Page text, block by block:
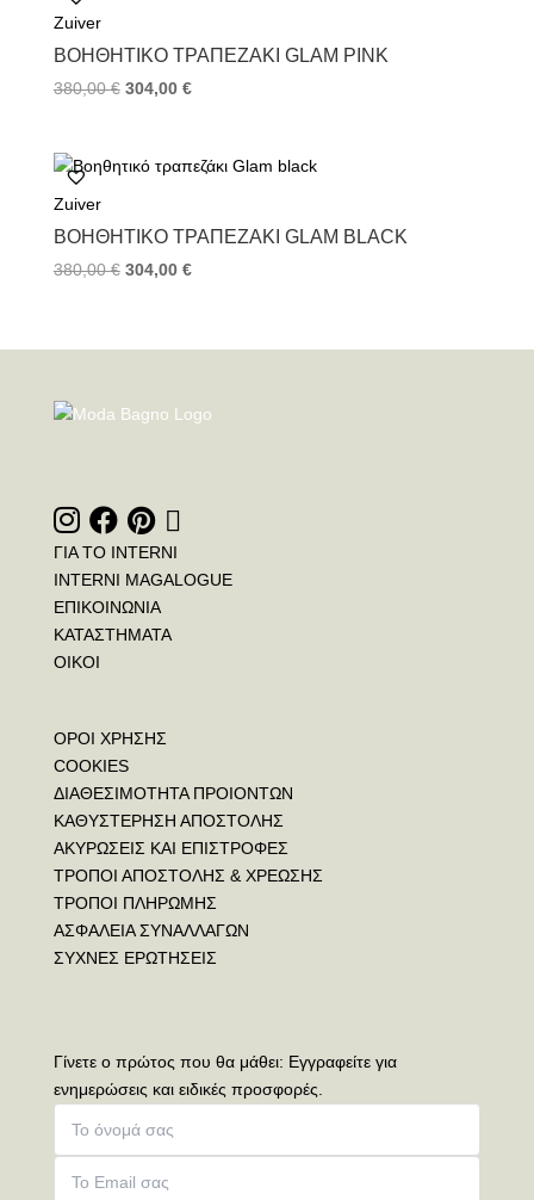
Zuiver
ΒΟΗΘΗΤΙΚΌ ΤΡΑΠΕΖΆΚΙ GLAM PINK
380,00€ 304,00 €
Zuiver
ΒΟΗΘΗΤΙΚΌ ΤΡΑΠΕΖΆΚΙ GLAM BLACK
380,00€ 304,00 €
ΓΙΑ ΤΟ INTERNI
INTERNI MAGALOGUE
ΕΠΙΚΟΙΝΩΝΙΑ
ΚΑΤΑΣΤΗΜΑΤΑ
ΟΙΚΟΙ
ΟΡΟΙ ΧΡΗΣΗΣ
COOKIES
ΔΙΑΘΕΣΙΜΟΤΗΤΑ ΠΡΟΙΟΝΤΩΝ
ΚΑΘΥΣΤΕΡΗΣΗ ΑΠΟΣΤΟΛΗΣ
ΑΚΥΡΩΣΕΙΣ ΚΑΙ ΕΠΙΣΤΡΟΦΕΣ
ΤΡΟΠΟΙ ΑΠΟΣΤΟΛΗΣ & ΧΡΕΩΣΗΣ
ΤΡΟΠΟΙ ΠΛΗΡΩΜΗΣ
ΑΣΦΑΛΕΙΑ ΣΥΝΑΛΛΑΓΩΝ
ΣΥΧΝΕΣ ΕΡΩΤΗΣΕΙΣ
Γίνετε ο πρώτος που θα μάθει: Εγγραφείτε για
ενημερώσεις και ειδικές προσφορές.